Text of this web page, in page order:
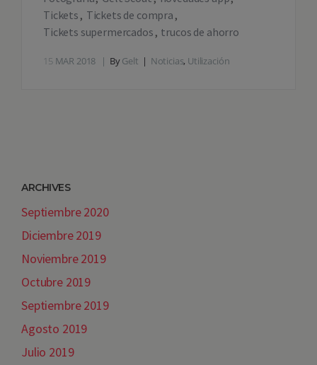
Tickets
Tickets de compra
Tickets supermercados trucos de ahorro
15 MAR 2018 ByGelt Noticias, Utilización
ARCHIVES
Septiembre 2020
Diciembre 2019
Noviembre 2019
Octubre 2019
Septiembre 2019
Agosto 2019
Julio 2019